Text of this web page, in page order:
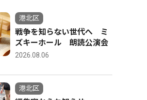
港北区
戦争を知らない世代へ ミ
ズキーホール 朗読公演会
2026.08.06
港北区